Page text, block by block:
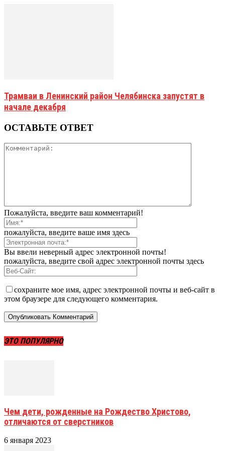
Трамваи в Ленинский район Челябинска запустят в
начале декабря
ОСТАВЬТЕ ОТВЕТ
Пожалуйста, введите ваш комментарий!
пожалуйста, введите ваше имя здесь
Вы ввели неверный адрес электронной почты!
пожалуйста, введите свой адрес электронной почты здесь
сохраните мое имя, адрес электронной почты и веб-сайт в
этом браузере для следующего комментария.
ЭТО ПОПУЛЯРНО
Чем дети, рожденные на Рождество Христово,
отличаются от сверстников
6 января 2023